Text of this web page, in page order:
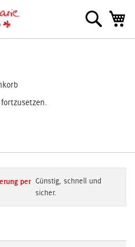
Suche
per Günstig, schnell und
sicher.